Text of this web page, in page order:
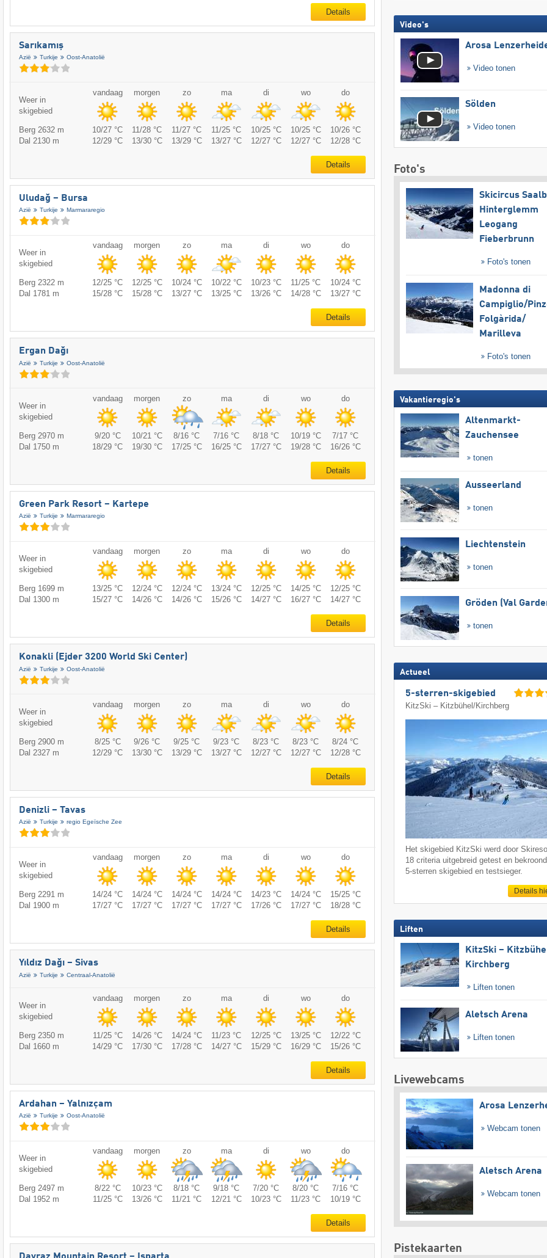
Details
Sarıkamış
Azië Turkije Oost-Anatolië
Weer in
skigebied
vandaag morgen zo ma di wo do
Berg 2632 m 10/27 °C 11/28 °C 11/27 °C 11/25 °C 10/25 °C 10/25 °C
10/26 °C
Dal 2130 m
12/29 °C 13/30 °C 13/29 °C 13/27 °C 12/27 °C 12/27 °C 12/28 °C
Details
Uludağ – Bursa
Azië Turkije Marmararegio
Weer in
skigebied
vandaag morgen zo ma di wo do
Berg 2322 m 12/25 °C 12/25 °C 10/24 °C 10/22 °C 10/23 °C 11/25 °C
10/24 °C
Dal 1781 m
15/28 °C 15/28 °C 13/27 °C 13/25 °C 13/26 °C 14/28 °C 13/27 °C
Details
Ergan Dağı
Azië Turkije Oost-Anatolië
Weer in
skigebied
vandaag morgen zo ma di wo do
Berg 2970 m 9/20 °C 10/21 °C 8/16 °C 7/16 °C 8/18 °C 10/19 °C
7/17 °C
Dal 1750 m
18/29 °C 19/30 °C 17/25 °C 16/25 °C 17/27 °C 19/28 °C 16/26 °C
Details
Green Park Resort – Kartepe
Azië Turkije Marmararegio
Weer in
skigebied
vandaag morgen zo ma di wo do
Berg 1699 m 13/25 °C 12/24 °C 12/24 °C 13/24 °C 12/25 °C 14/25 °C
12/25 °C
Dal 1300 m
15/27 °C 14/26 °C 14/26 °C 15/26 °C 14/27 °C 16/27 °C 14/27 °C
Details
Konakli (Ejder 3200 World Ski Center)
Azië Turkije Oost-Anatolië
Weer in
skigebied
vandaag morgen zo ma di wo do
Berg 2900 m 8/25 °C 9/26 °C 9/25 °C 9/23 °C 8/23 °C 8/23 °C
8/24 °C
Dal 2327 m
12/29 °C 13/30 °C 13/29 °C 13/27 °C 12/27 °C 12/27 °C 12/28 °C
Details
Denizli – Tavas
Azië Turkije regio Egeïsche Zee
Weer in
skigebied
vandaag morgen zo ma di wo do
Berg 2291 m 14/24 °C 14/24 °C 14/24 °C 14/24 °C 14/23 °C 14/24 °C
15/25 °C
Dal 1900 m
17/27 °C 17/27 °C 17/27 °C 17/27 °C 17/26 °C 17/27 °C 18/28 °C
Details
Yıldız Dağı – Sivas
Azië Turkije Centraal-Anatolië
Weer in
skigebied
vandaag morgen zo ma di wo do
Berg 2350 m 11/25 °C 14/26 °C 14/24 °C 11/23 °C 12/25 °C 13/25 °C
12/22 °C
Dal 1660 m
14/29 °C 17/30 °C 17/28 °C 14/27 °C 15/29 °C 16/29 °C 15/26 °C
Details
Ardahan – Yalnızçam
Azië Turkije Oost-Anatolië
Weer in
skigebied
vandaag morgen zo ma di wo do
Berg 2497 m 8/22 °C 10/23 °C 8/18 °C 9/18 °C 7/20 °C 8/20 °C
7/16 °C
Dal 1952 m
11/25 °C 13/26 °C 11/21 °C 12/21 °C 10/23 °C 11/23 °C 10/19 °C
Details
Video's
Arosa
Video tonen
Sölden
Video tonen
Foto's
Skicircus
Hinterglemm
Leogang
Fieberbrunn
Foto's tonen
Madonna di
Campiglio/​
Folgàrida/​
Marilleva
Foto's tonen
Vakantieregio's
Altenmarkt-
Zauchensee
tonen
Ausseerland
tonen
Liechtenstein
tonen
Gröden (Val
tonen
Actueel
5-sterren-skigebied
KitzSki – Kitzbühel/​Kirchberg
Het skigebied KitzSki werd door
18 criteria uitgebreid getest en
5-sterren skigebied en testsieger.
Details
Liften
KitzSki –
Kirchberg
Liften tonen
Aletsch Arena
Liften tonen
Livewebcams
Arosa
Webcam tonen
Aletsch Arena
Webcam tonen
Pistekaarten